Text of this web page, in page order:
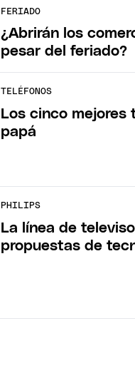
FERIADO
¿Abrirán los
pesar del feriado?
TELÉFONOS
Los cinco mejores
papá
PHILIPS
La línea de
propuestas de